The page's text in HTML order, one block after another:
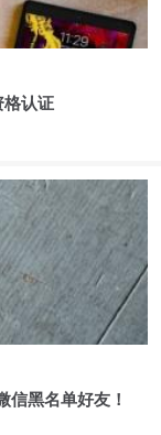
格认证
信黑名单好友！